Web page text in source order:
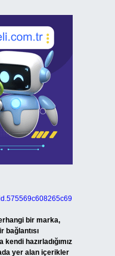
bir marka,
bağlantısı
hazırladığımız
yer alan içerikler